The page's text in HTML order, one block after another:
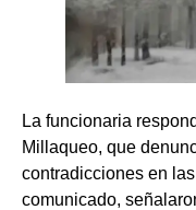
La funcionaria
Millaqueo, que
contradicciones en
comunicado,